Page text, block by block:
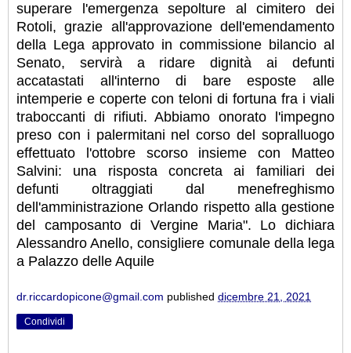
superare l'emergenza sepolture al cimitero dei
Rotoli, grazie all'approvazione dell'emendamento
della Lega approvato in commissione bilancio al
Senato, servirà a ridare dignità ai defunti
accatastati all'interno di bare esposte alle
intemperie e coperte con teloni di fortuna fra i viali
traboccanti di rifiuti. Abbiamo onorato l'impegno
preso con i palermitani nel corso del sopralluogo
effettuato l'ottobre scorso insieme con Matteo
Salvini: una risposta concreta ai familiari dei
defunti oltraggiati dal menefreghismo
dell'amministrazione Orlando rispetto alla gestione
del camposanto di Vergine Maria". Lo dichiara
Alessandro Anello, consigliere comunale della lega
a Palazzo delle Aquile
dr.riccardopicone@gmail.com published dicembre 21, 2021
Condividi